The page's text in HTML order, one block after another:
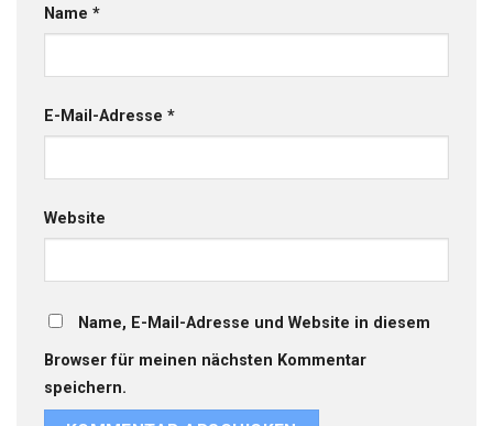
Name *
E-Mail-Adresse *
Website
Name, E-Mail-Adresse und Website in diesem
Browser für meinen nächsten Kommentar
speichern.